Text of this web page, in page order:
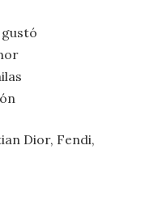
Dior, Fendi,